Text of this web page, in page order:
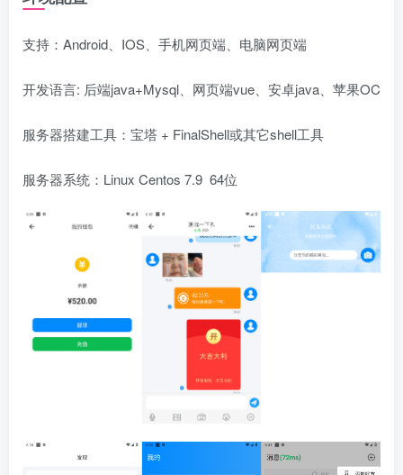
支持：Android、IOS、手机网页端、电脑网页端
开发语言: 后端java+Mysql、网页端vue、安卓java、苹果OC
服务器搭建工具：宝塔 + FinalShell或其它shell工具
服务器系统：Linux Centos 7.9 64位